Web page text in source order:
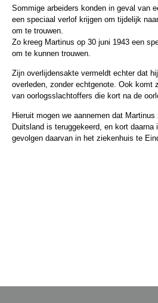
Sommige arbeiders konden in geval van
een speciaal verlof krijgen om tijdelijk
om te trouwen.
Zo kreeg Martinus op 30 juni 1943 een
om te kunnen trouwen.
Zijn overlijdensakte vermeldt echter dat
overleden, zonder echtgenote. Ook komt
van oorlogsslachtoffers die kort na de
Hieruit mogen we aannemen dat
Duitsland is teruggekeerd, en kort daarna
gevolgen daarvan in het ziekenhuis te